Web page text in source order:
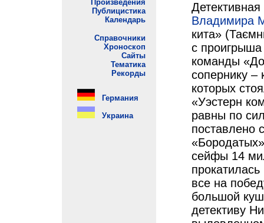
Владимира
кита»
с
команды
сопернику –
которых
«Уэстерн
равны по
поставлено
сейфы 14
все на
большой
детективу